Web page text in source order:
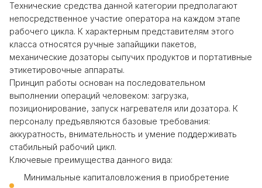
Технические средства данной категории предполагают
непосредственное участие оператора на каждом этапе
рабочего цикла. К характерным представителям этого
класса относятся ручные запайщики пакетов,
механические дозаторы сыпучих продуктов и портативные
этикетировочные аппараты.
Принцип работы основан на последовательном
выполнении операций человеком: загрузка,
позиционирование, запуск нагревателя или дозатора. К
персоналу предъявляются базовые требования:
аккуратность, внимательность и умение поддерживать
стабильный рабочий цикл.
Ключевые преимущества данного вида:
Минимальные капиталовложения в приобретение